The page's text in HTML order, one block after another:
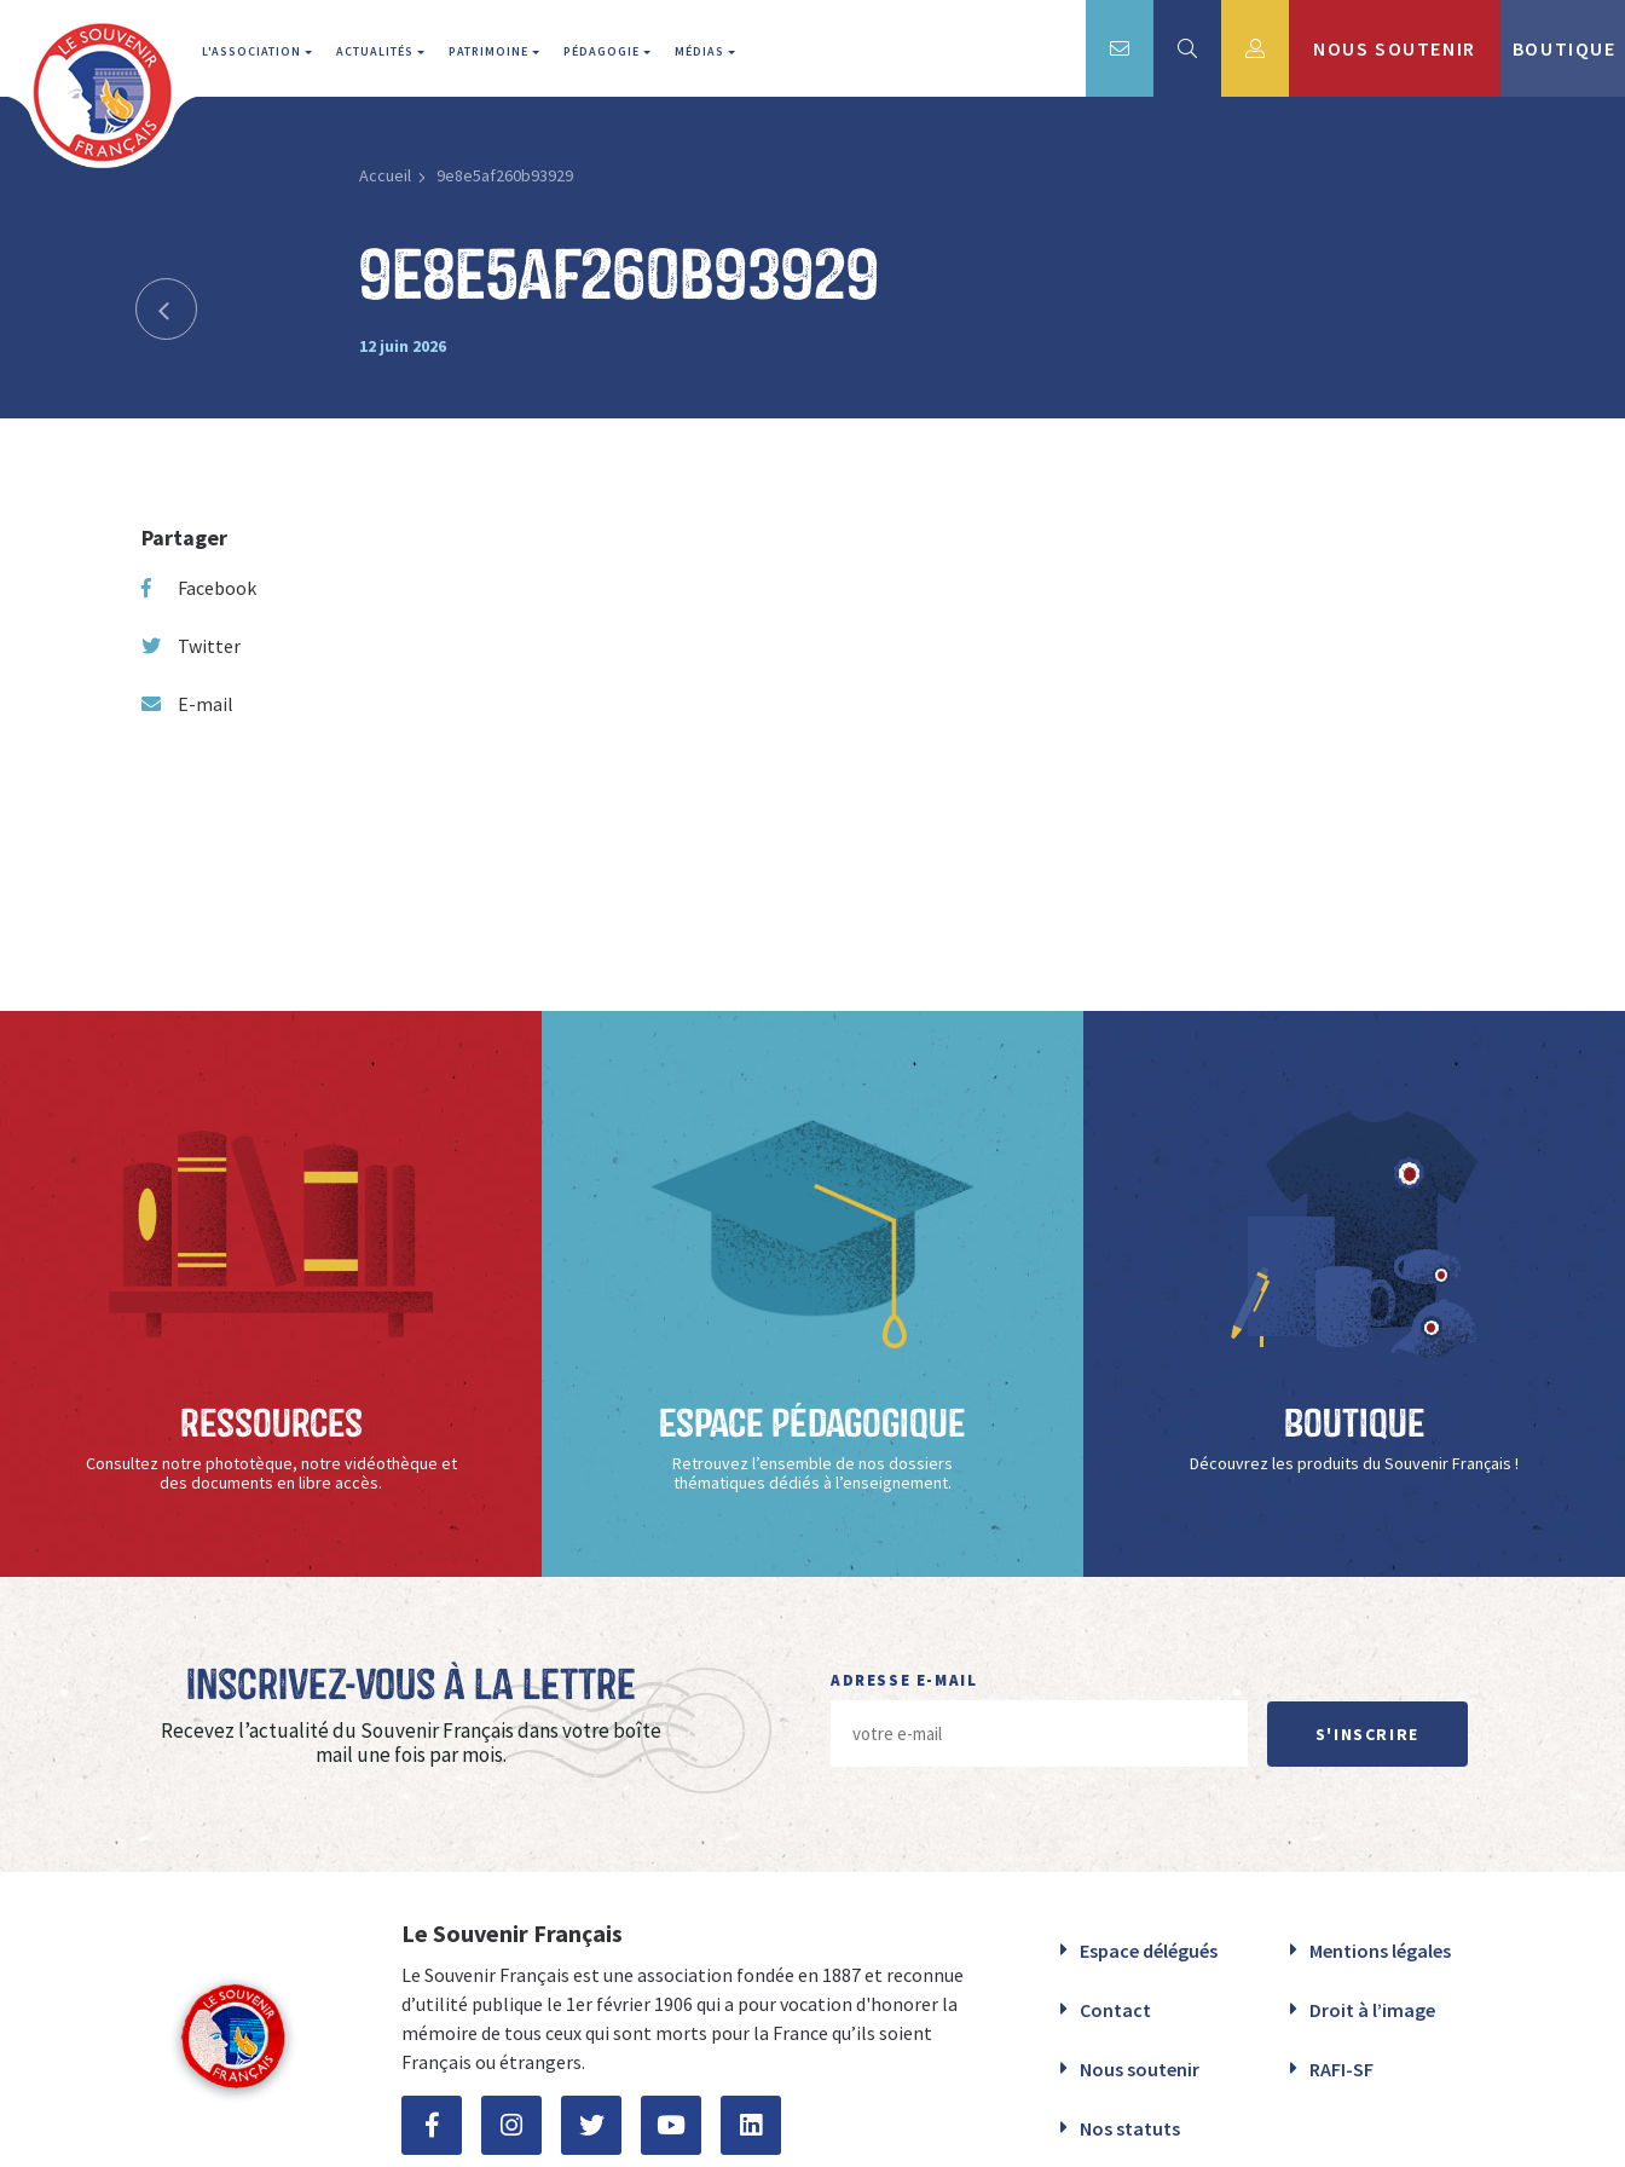
L'ASSOCIATION ACTUALITÉS PATRIMOINE PÉDAGOGIE MÉDIAS NOUS SOUTENIR BOUTIQUE
Accueil 9e8e5af260b93929
9e8e5af260b93929
12 juin 2026
Partager
Facebook
Twitter
E-mail
Ressources
Consultez notre phototèque, notre vidéothèque et
des documents en libre accès.
Espace Pédagogique
Retrouvez l’ensemble de nos dossiers
thématiques dédiés à l’enseignement.
Boutique
Découvrez les produits du Souvenir Français !
Inscrivez-vous à La Lettre
Recevez l’actualité du Souvenir Français dans votre boîte
mail une fois par mois.
ADRESSE E-MAIL
S'INSCRIRE
Le Souvenir Français
Le Souvenir Français est une association fondée en 1887 et reconnue
d’utilité publique le 1er février 1906 qui a pour vocation d'honorer la
mémoire de tous ceux qui sont morts pour la France qu’ils soient
Français ou étrangers.
Espace délégués Mentions légales
Contact Droit à l’image
Nous soutenir RAFI-SF
Nos statuts